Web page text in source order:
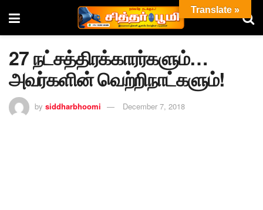
27 நட்சத்திரக்காரர்களும்…
அவர்களின் வெற்றிநாட்களும்!
by siddharbhoomi December 7, 2018
Translate »